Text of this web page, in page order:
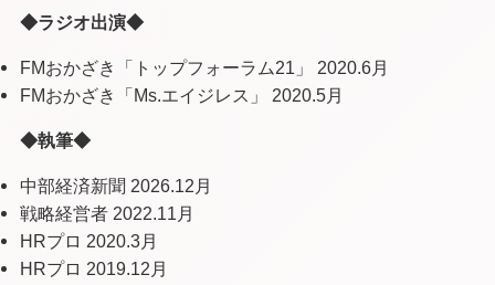
◆ラジオ出演◆
FMおかざき「トップフォーラム21」 2020.6月
FMおかざき「Ms.エイジレス」 2020.5月
◆執筆◆
中部経済新聞 2026.12月
戦略経営者 2022.11月
HRプロ 2020.3月
HRプロ 2019.12月